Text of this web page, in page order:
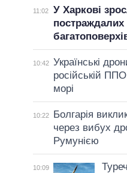
11:02
У Харкові
постраждалих
10:42 Українські
російській
морі
10:22
Болгарія
через вибух
Румунією
10:09